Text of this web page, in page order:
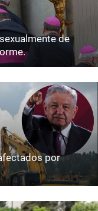
de
por